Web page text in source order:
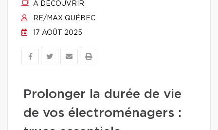
À DÉCOUVRIR
RE/MAX QUÉBEC
17 AOÛT 2025
Prolonger la durée de vie
de vos électroménagers :